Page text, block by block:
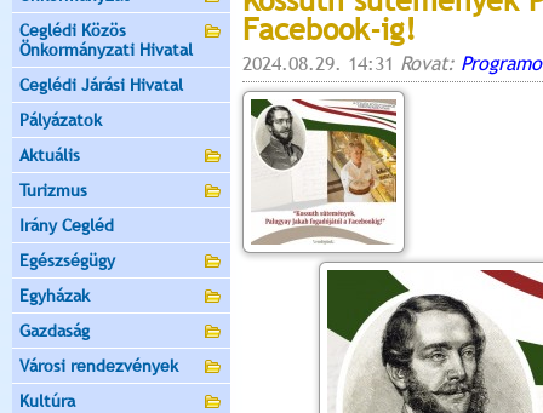
Ceglédi Közös
Önkormányzati Hivatal
Ceglédi Járási Hivatal
Pályázatok
Aktuális
Turizmus
Irány Cegléd
Egészségügy
Egyházak
Gazdaság
Városi rendezvények
Kultúra
Facebook-ig!
2024.08.29. 14:31 Rovat: